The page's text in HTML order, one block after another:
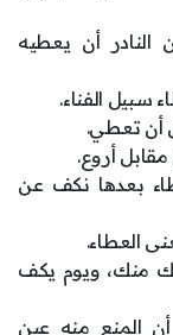
النادر أن يعطيه
سبيل الفناء.
أن تعطي.
أروع.
بعدها نكف عن
العطاء.
منك، ويوم يكف
المنع منه عين